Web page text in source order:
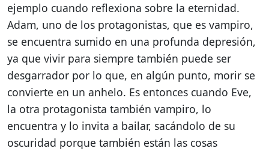
ejemplo cuando reflexiona sobre la eternidad.
Adam, uno de los protagonistas, que es vampiro,
se encuentra sumido en una profunda depresión,
ya que vivir para siempre también puede ser
desgarrador por lo que, en algún punto, morir se
convierte en un anhelo. Es entonces cuando Eve,
la otra protagonista también vampiro, lo
encuentra y lo invita a bailar, sacándolo de su
oscuridad porque también están las cosas